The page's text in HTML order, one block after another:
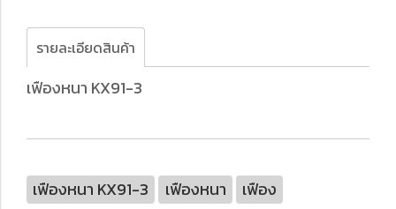
รายละเอียดสินค้า
เฟืองหนา KX91-3
เฟืองหนา KX91-3 เฟืองหนา
เฟือง